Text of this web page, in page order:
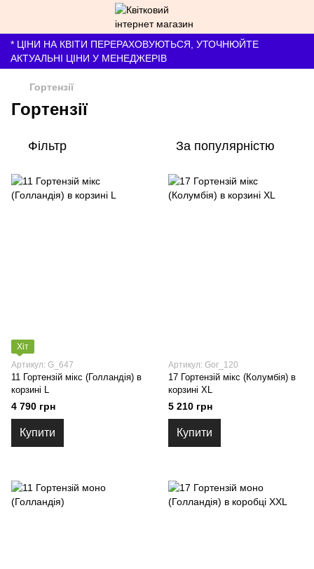
* ЦІНИ НА КВІТИ ПЕРЕРАХОВУЮТЬСЯ, УТОЧНЮЙТЕ
АКТУАЛЬНІ ЦІНИ У МЕНЕДЖЕРІВ
Гортензії
Гортензії
Фільтр За популярністю
Хіт
Артикул: G_647
11 Гортензій мікс (Голландія) в
корзині L
4 790 грн
Купити
Артикул: Gor_120
17 Гортензій мікс (Колумбія) в
корзині XL
5 210 грн
Купити